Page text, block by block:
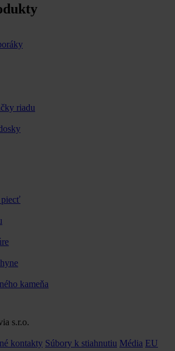
riadu
piecť
kameňa
s.r.o.
kontakty Súbory k stiahnutiu Média EU